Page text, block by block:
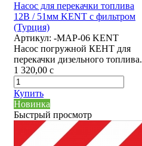
Насос для перекачки топлива
12В / 51мм KENT с фильтром
(Турция)
Артикул: -MAP-06 KENT
Насос погружной КЕНТ для
перекачки дизельного топлива.
1 320,00 c
Купить
Новинка
Быстрый просмотр